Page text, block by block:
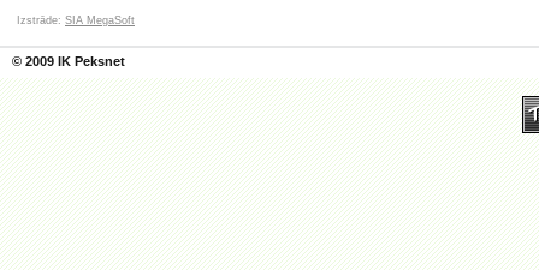
© 2009 IK Peksnet
Izstrāde: SIA MegaSoft